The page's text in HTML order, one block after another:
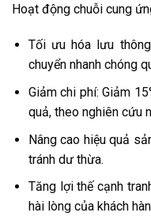
Hoạt động chuỗi cung
Tối ưu hóa lưu
chuyển nhanh chóng
Giảm chi phí: Giảm
quả, theo nghiên cứu
Nâng cao hiệu quả
tránh dư thừa.
Tăng lợi thế cạnh
hài lòng của khách